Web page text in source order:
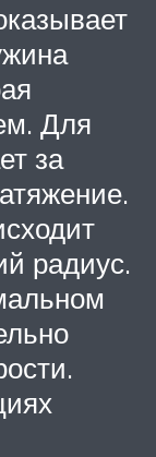
Для
за
радиус.